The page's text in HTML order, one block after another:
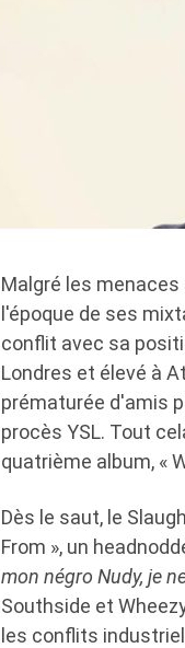
Malgré les
l'époque de ses
conflit avec sa
Londres et élevé à
prématurée d'amis
procès YSL. Tout
quatrième album, «
Dès le saut, le
From », un
mon négro Nudy, je
Southside et
les conflits